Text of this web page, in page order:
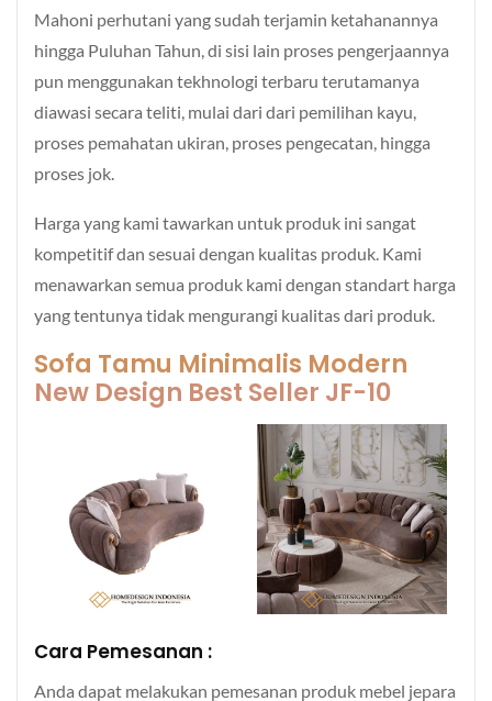
Mahoni perhutani yang sudah terjamin ketahanannya
hingga Puluhan Tahun, di sisi lain proses pengerjaannya
pun menggunakan tekhnologi terbaru terutamanya
diawasi secara teliti, mulai dari dari pemilihan kayu,
proses pemahatan ukiran, proses pengecatan, hingga
proses jok.
Harga yang kami tawarkan untuk produk ini sangat
kompetitif dan sesuai dengan kualitas produk. Kami
menawarkan semua produk kami dengan standart harga
yang tentunya tidak mengurangi kualitas dari produk.
Sofa Tamu Minimalis Modern
New Design Best Seller JF-10
Cara Pemesanan :
Anda dapat melakukan pemesanan produk mebel jepara